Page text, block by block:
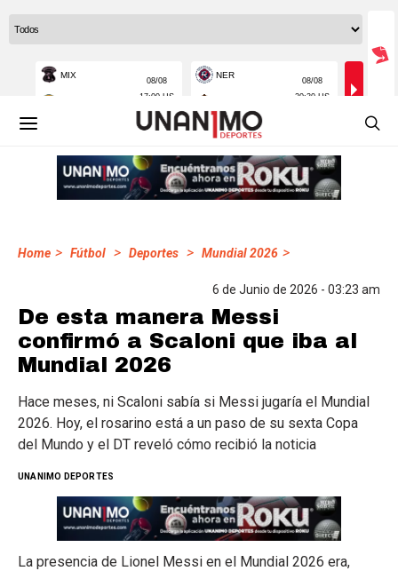
Home > Fútbol > Deportes > Mundial 2026 >
6 de Junio de 2026 - 03:23 am
De esta manera Messi
confirmó a Scaloni que iba al
Mundial 2026
Hace meses, ni Scaloni sabía si Messi jugaría el Mundial
2026. Hoy, el rosarino está a un paso de su sexta Copa
del Mundo y el DT reveló cómo recibió la noticia
UNANIMO DEPORTES
La presencia de Lionel Messi en el Mundial 2026 era,